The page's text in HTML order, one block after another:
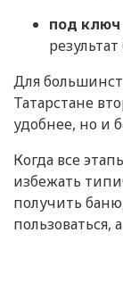
под ключ
Для
Татарстане
удобнее, но и
Когда все
избежать
получить
пользоваться,